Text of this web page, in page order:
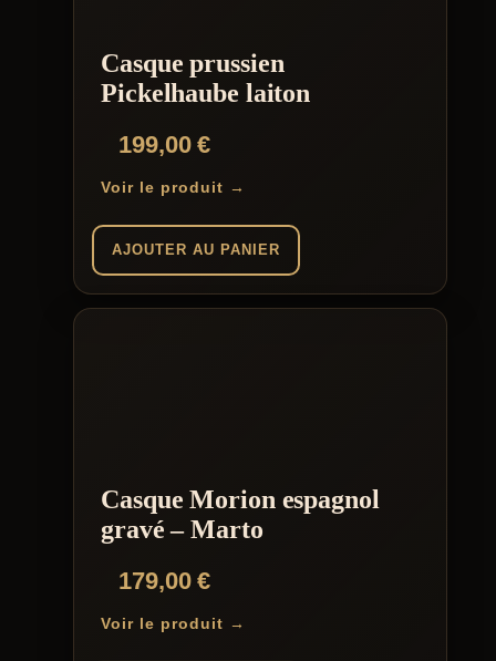
Casque prussien
Pickelhaube laiton
199,00€
Voir le produit →
AJOUTER AU PANIER
Casque Morion espagnol
gravé – Marto
179,00€
Voir le produit →